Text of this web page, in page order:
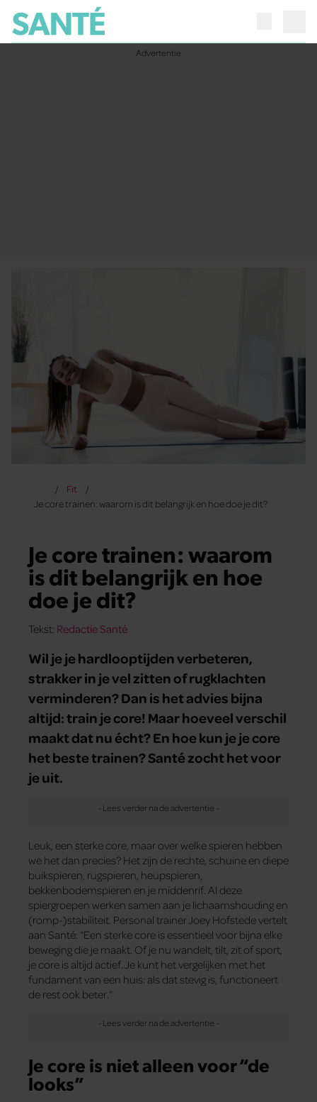
Fit
Je core trainen: waarom is dit belangrijk en hoe doe je dit?
Je core trainen: waarom
is dit belangrijk en hoe
doe je dit?
Tekst: Redactie Santé
Wil je je hardlooptijden verbeteren,
strakker in je vel zitten of rugklachten
verminderen? Dan is het advies bijna
altijd: train je core! Maar hoeveel verschil
maakt dat nu écht? En hoe kun je je core
het beste trainen? Santé zocht het voor
je uit.
Leuk, een sterke core, maar over welke spieren hebben
we het dan precies? Het zijn de rechte, schuine en diepe
buikspieren, rugspieren, heupspieren,
bekkenbodemspieren en je middenrif. Al deze
spiergroepen werken samen aan je lichaamshouding en
(romp-)stabiliteit. Personal trainer Joey Hofstede vertelt
aan Santé: “Een sterke core is essentieel voor bijna elke
beweging die je maakt. Of je nu wandelt, tilt, zit of sport,
je core is altijd actief. Je kunt het vergelijken met het
fundament van een huis: als dat stevig is, functioneert
de rest ook beter.”
Je core is niet alleen voor “de
looks”